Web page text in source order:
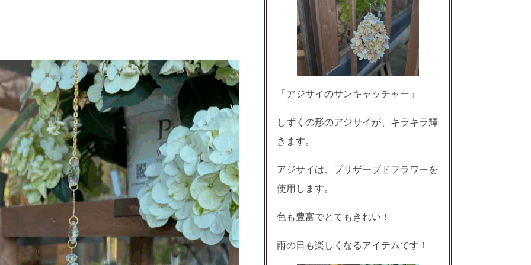
「アジサイのサンキャッチャー」
しずくの形のアジサイが、キラキラ輝
きます。
アジサイは、プリザーブドフラワーを
使用します。
色も豊富でとてもきれい！
雨の日も楽しくなるアイテムです！